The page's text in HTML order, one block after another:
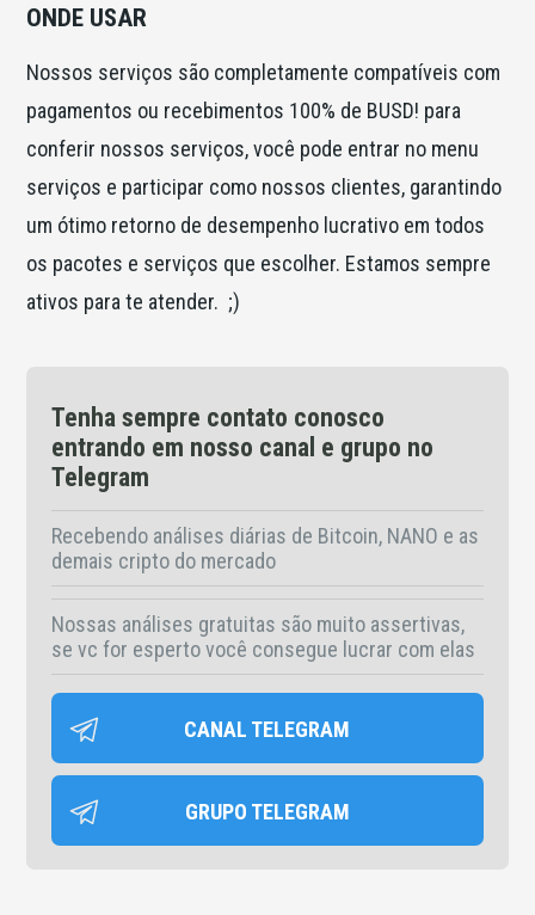
ONDE USAR
Nossos serviços são completamente compatíveis com
pagamentos ou recebimentos 100% de BUSD! para
conferir nossos serviços, você pode entrar no menu
serviços e participar como nossos clientes, garantindo
um ótimo retorno de desempenho lucrativo em todos
os pacotes e serviços que escolher. Estamos sempre
ativos para te atender. ;)
Tenha sempre contato conosco
entrando em nosso canal e grupo no
Telegram
Recebendo análises diárias de Bitcoin, NANO e as
demais cripto do mercado
Nossas análises gratuitas são muito assertivas,
se vc for esperto você consegue lucrar com elas
CANAL TELEGRAM
GRUPO TELEGRAM